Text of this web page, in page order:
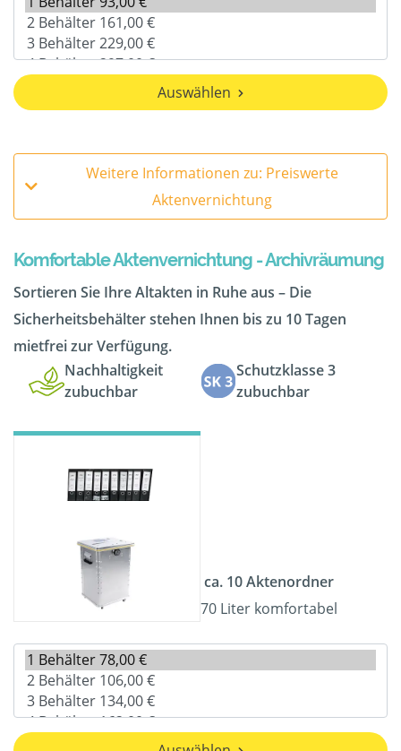
Auswählen
Weitere Informationen zu: Preiswerte
Aktenvernichtung
Komfortable Aktenvernichtung - Archivräumung
Sortieren Sie Ihre Altakten in Ruhe aus – Die
Sicherheitsbehälter stehen Ihnen bis zu 10 Tagen
mietfrei zur Verfügung.
Nachhaltigkeit
zubuchbar
Schutzklasse 3
zubuchbar
ca. 10 Aktenordner
70 Liter komfortabel